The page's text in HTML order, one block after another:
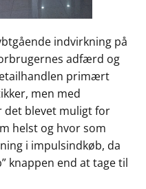
indvirkning på
adfærd og
primært
men med
det blevet muligt for
helst og hvor som
i impulsindkøb, da
knappen end at tage til